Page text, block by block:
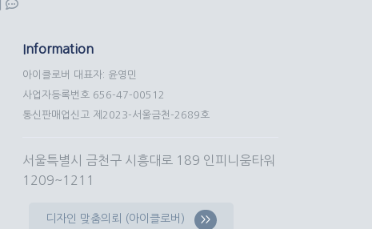
Information
아이클로버 대표자: 윤영민
사업자등록번호 656-47-00512
통신판매업신고 제2023-서울금천-2689호
서울특별시 금천구 시흥대로 189 인피니움타워
1209~1211
디자인 맞춤의뢰 (아이클로버) >>